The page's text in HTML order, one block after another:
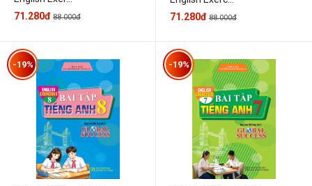
71.280đ 88.000đ 71.280đ 88.000đ
-19% -19%